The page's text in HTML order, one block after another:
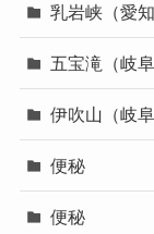
乳岩峡（愛
五宝滝（岐
伊吹山（岐
便秘
便秘